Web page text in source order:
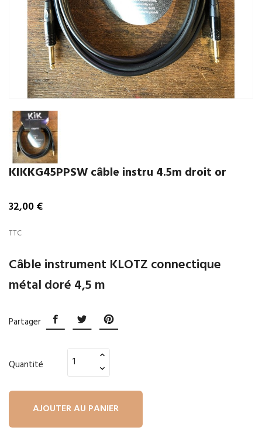
KIKKG45PPSW câble instru 4.5m droit or
32,00 €
TTC
Câble instrument KLOTZ connectique
métal doré 4,5 m
Partager
Quantité
AJOUTER AU PANIER